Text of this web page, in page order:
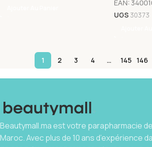
EAN:
UGS 30373
1 2 3 4 … 145 146
Beautymall.ma est votre parapharmacie
Maroc. Avec plus de 10 ans d’expérience